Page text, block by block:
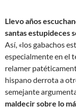
Llevo años
santas estupideces
Así, «los gabachos
especialmente en el
relamer
hispano derrota a
semejante
maldecir sobre lo